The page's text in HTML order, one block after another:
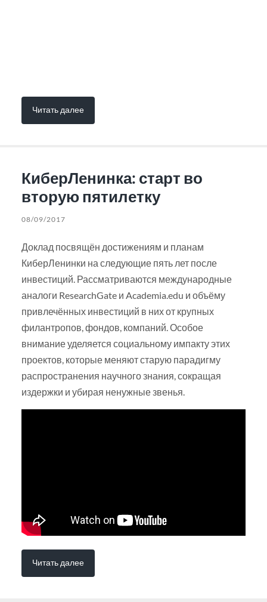
Читать далее
КиберЛенинка: старт во
вторую пятилетку
08/09/2017
Доклад посвящён достижениям и планам
КиберЛенинки на следующие пять лет после
инвестиций. Рассматриваются международные
аналоги ResearchGate и Academia.edu и объёму
привлечённых инвестиций в них от крупных
филантропов, фондов, компаний. Особое
внимание уделяется социальному импакту этих
проектов, которые меняют старую парадигму
распространения научного знания, сокращая
издержки и убирая ненужные звенья.
Читать далее